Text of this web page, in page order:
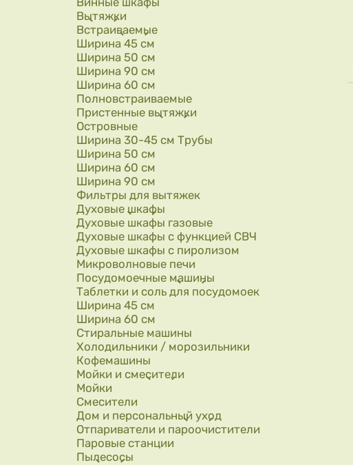
Вытяжки
Встраиваемые
Ширина 45 см
Ширина 50 см
Ширина 90 см
Ширина 60 см
Полновстраиваемые
Пристенные вытяжки
Островные
Ширина 30-45 см Трубы
Ширина 50 см
Ширина 60 см
Ширина 90 см
Фильтры для вытяжек
Духовые шкафы
Духовые шкафы газовые
Духовые шкафы с функцией СВЧ
Духовые шкафы с пиролизом
Микроволновые печи
Посудомоечные машины
Таблетки и соль для посудомоек
Ширина 45 см
Ширина 60 см
Стиральные машины
Холодильники / морозильники
Кофемашины
Мойки и смесители
Мойки
Смесители
Дом и персональный уход
Отпариватели и пароочистители
Паровые станции
Пылесосы